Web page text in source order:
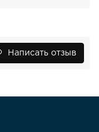
Написать отзыв